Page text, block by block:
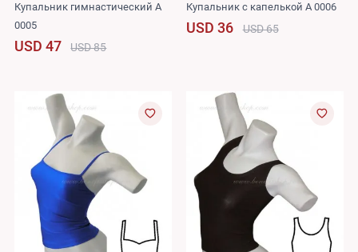
Купальник гимнастический A
0005
USD 47 USD 85
Купальник с капелькой A 0006
USD 36 USD 65